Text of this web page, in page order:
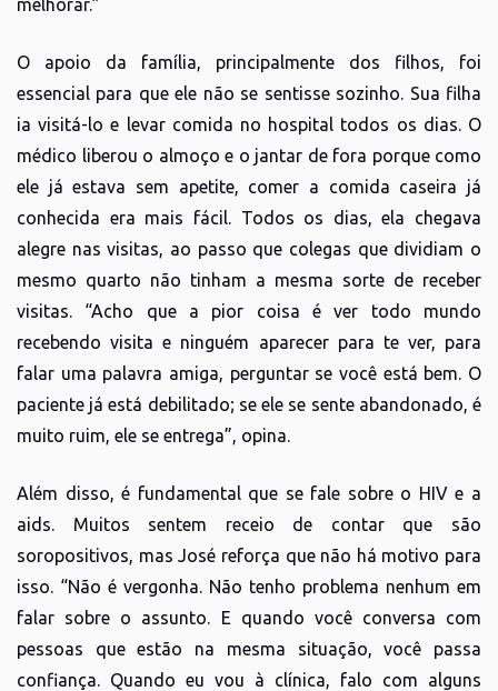
melhorar.”
O apoio da família, principalmente dos filhos, foi
essencial para que ele não se sentisse sozinho. Sua filha
ia visitá-lo e levar comida no hospital todos os dias. O
médico liberou o almoço e o jantar de fora porque como
ele já estava sem apetite, comer a comida caseira já
conhecida era mais fácil. Todos os dias, ela chegava
alegre nas visitas, ao passo que colegas que dividiam o
mesmo quarto não tinham a mesma sorte de receber
visitas. “Acho que a pior coisa é ver todo mundo
recebendo visita e ninguém aparecer para te ver, para
falar uma palavra amiga, perguntar se você está bem. O
paciente já está debilitado; se ele se sente abandonado, é
muito ruim, ele se entrega”, opina.
Além disso, é fundamental que se fale sobre o HIV e a
aids. Muitos sentem receio de contar que são
soropositivos, mas José reforça que não há motivo para
isso. “Não é vergonha. Não tenho problema nenhum em
falar sobre o assunto. E quando você conversa com
pessoas que estão na mesma situação, você passa
confiança. Quando eu vou à clínica, falo com alguns